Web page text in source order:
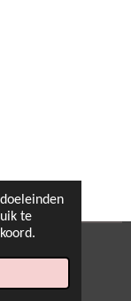
te